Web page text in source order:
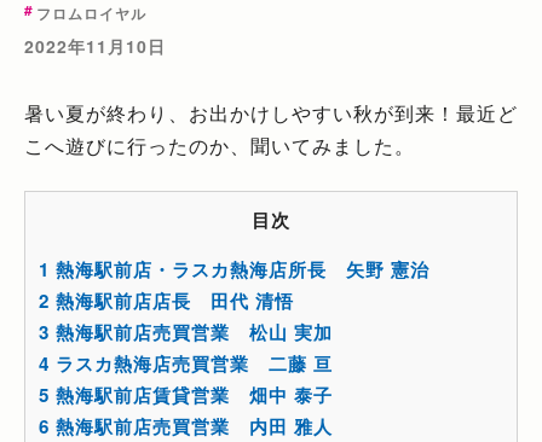
フロムロイヤル
2022年11月10日
暑い夏が終わり、お出かけしやすい秋が到来！最近ど
こへ遊びに行ったのか、聞いてみました。
目次
1 熱海駅前店・ラスカ熱海店所長 矢野 憲治
2 熱海駅前店店長 田代 清悟
3 熱海駅前店売買営業 松山 実加
4 ラスカ熱海店売買営業 二藤 亘
5 熱海駅前店賃貸営業 畑中 泰子
6 熱海駅前店売買営業 内田 雅人